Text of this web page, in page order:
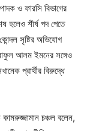
ও ফারসি বিভাগের
হলেও শীর্ষ পদ পেতে
সৃষ্টির অভিযোগ
আলম ইমনের সঙ্গেও
প্রার্থীর বিরুদ্ধে
চঞ্চল বলেন,